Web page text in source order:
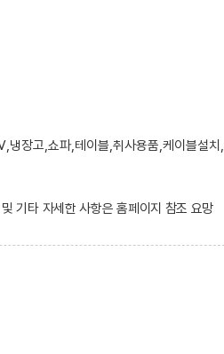
냉장고,쇼파,테이블,취사용품,케이블설치,
기타 자세한 사항은 홈페이지 참조 요망